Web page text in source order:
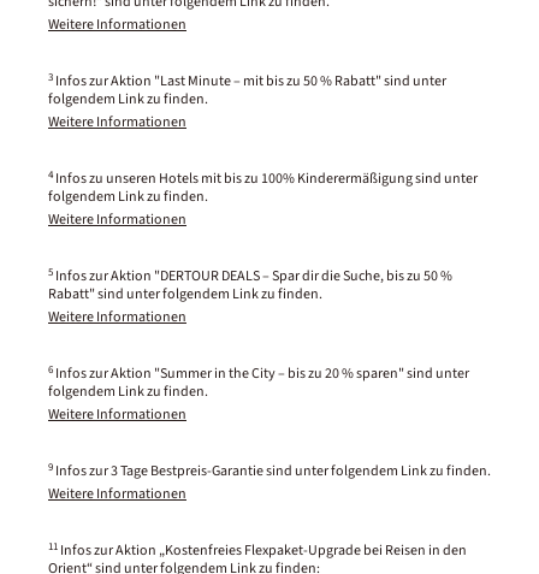
Weitere Informationen
3 Infos zur Aktion "Last Minute – mit bis zu 50 % Rabatt" sind unter
folgendem Link zu finden.
Weitere Informationen
4 Infos zu unseren Hotels mit bis zu 100% Kinderermäßigung sind unter
folgendem Link zu finden.
Weitere Informationen
5 Infos zur Aktion "DERTOUR DEALS – Spar dir die Suche, bis zu 50 %
Rabatt" sind unter folgendem Link zu finden.
Weitere Informationen
6 Infos zur Aktion "Summer in the City – bis zu 20 % sparen" sind unter
folgendem Link zu finden.
Weitere Informationen
9 Infos zur 3 Tage Bestpreis-Garantie sind unter folgendem Link zu finden.
Weitere Informationen
11 Infos zur Aktion „Kostenfreies Flexpaket-Upgrade bei Reisen in den
Orient“ sind unter folgendem Link zu finden: